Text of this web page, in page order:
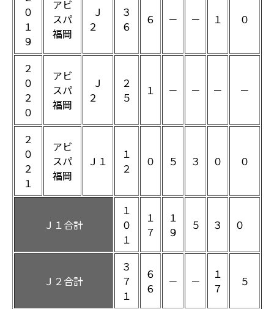
０
１
９
アビ
スパ
福岡
Ｊ
２
３
６
６ － － １ ０
２
０
２
０
アビ
スパ
福岡
Ｊ
２
２
５
１ － － － －
２
０
２
１
アビ
スパ
福岡
Ｊ１
１
２
０ ５ ３ ０ ０
Ｊ１合計
１
０
１
１
７
１
９
５ ３ ０
Ｊ２合計
３
７
１
６
６
－ －
１
７
５